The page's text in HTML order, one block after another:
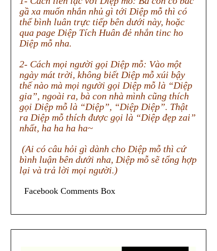
gầ xa muốn nhắn nhủ gì tới Diệp mỗ thì có
thể bình luân trực tiếp bên dưới này, hoặc
qua page Diệp Tích Huân đẻ nhắn tinc ho
Diệp mỗ nha.
2- Cách mọi người gọi Diệp mỗ: Vào một
ngày mát trời, không biết Diệp mỗ xúi bậy
thế nào mà mọi người gọi Diệp mỗ là “Diệp
gia”, ngoài ra, bà con nhà mình cũng thích
gọi Diệp mỗ là “Diệp”, “Diệp Diệp”. Thật
ra Diệp mỗ thích được gọi là “Diệp đẹp zai”
nhất, ha ha ha ha~
(Ai có câu hỏi gì dành cho Diệp mỗ thì cứ
bình luận bên dưới nha, Diệp mỗ sẽ tổng hợp
lại và trả lời mọi người.)
Facebook Comments Box